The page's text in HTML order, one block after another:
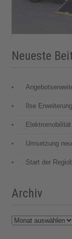
Neueste
Ilse
Umsetzung
Start der
Archiv
Archiv